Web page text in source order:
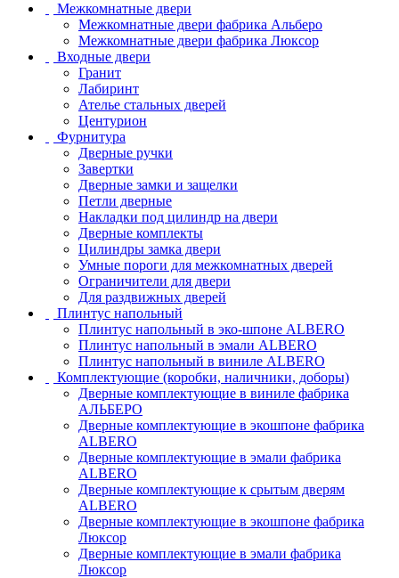
Межкомнатные двери
Межкомнатные двери фабрика Альберо
Межкомнатные двери фабрика Люксор
Входные двери
Гранит
Лабиринт
Ателье стальных дверей
Центурион
Фурнитура
Дверные ручки
Завертки
Дверные замки и защелки
Петли дверные
Накладки под цилиндр на двери
Дверные комплекты
Цилиндры замка двери
Умные пороги для межкомнатных дверей
Ограничители для двери
Для раздвижных дверей
Плинтус напольный
Плинтус напольный в эко-шпоне ALBERO
Плинтус напольный в эмали ALBERO
Плинтус напольный в виниле ALBERO
Комплектующие (коробки, наличники, доборы)
Дверные комплектующие в виниле фабрика
АЛЬБЕРО
Дверные комплектующие в экошпоне фабрика
ALBERO
Дверные комплектующие в эмали фабрика
ALBERO
Дверные комплектующие к срытым дверям
ALBERO
Дверные комплектующие в экошпоне фабрика
Люксор
Дверные комплектующие в эмали фабрика
Люксор